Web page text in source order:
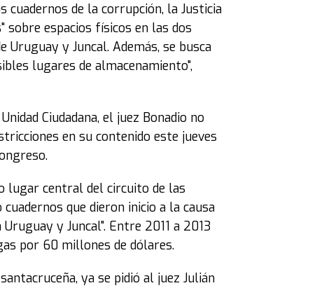
cuadernos de la corrupción, la Justicia
espacios físicos en las dos
Uruguay y Juncal. Además, se busca
lugares de almacenamiento",
Ciudadana, el juez Bonadio no
en su contenido este jueves
lugar central del circuito de las
que dieron inicio a la causa
y Juncal". Entre 2011 a 2013
por 60 millones de dólares.
ya se pidió al juez Julián